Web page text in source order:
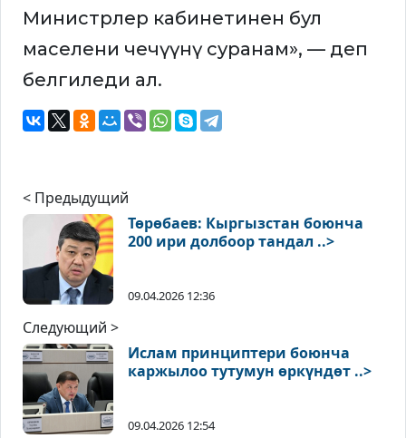
Министрлер кабинетинен бул
маселени чечүүнү суранам», — деп
белгиледи ал.
< Предыдущий
Төрөбаев: Кыргызстан боюнча
200 ири долбоор тандал ..>
09.04.2026 12:36
Следующий >
Ислам принциптери боюнча
каржылоо тутумун өркүндөт ..>
09.04.2026 12:54